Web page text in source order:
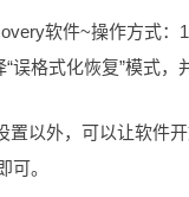
软件~操作方式：
“误格式化恢复”模式，
置以外，可以让软件
可。